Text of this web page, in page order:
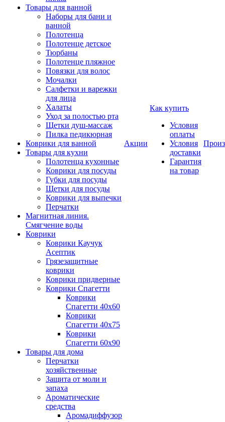
Товары для ванной
Наборы для бани и
ванной
Полотенца
Полотенце детское
Тюрбаны
Полотенце пляжное
Повязки для волос
Мочалки
Салфетки и варежки
для лица
Халаты
Уход за полостью рта
Щетки душ-массаж
Пилка педикюрная
Коврики для ванной
Товары для кухни
Полотенца кухонные
Коврики для посуды
Губки для посуды
Щетки для посуды
Коврики для выпечки
Перчатки
Магнитная линия.
Смягчение воды
Коврики
Коврики Каучук
Асептик
Грязезащитные
коврики
Коврики придверные
Коврики Спагетти
Коврики
Спагетти 40х60
Коврики
Спагетти 40х75
Коврики
Спагетти 60х90
Товары для дома
Перчатки
хозяйственные
Защита от моли и
запаха
Ароматические
средства
Аромадиффузор
Акции
Как купить
Условия
оплаты
Условия
доставки
Гарантия
на товар